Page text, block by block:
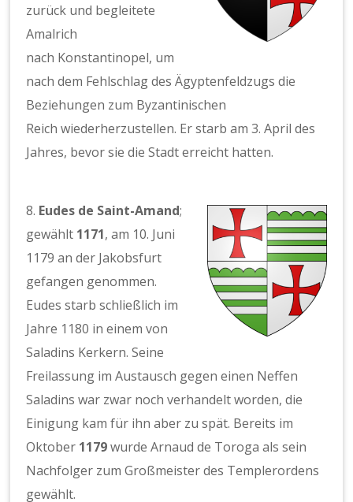
zurück und begleitete
Amalrich
nach Konstantinopel, um
nach dem Fehlschlag des Ägyptenfeldzugs die
Beziehungen zum Byzantinischen
Reich wiederherzustellen. Er starb am 3. April des
Jahres, bevor sie die Stadt erreicht hatten.
8. Eudes de Saint-Amand;
gewählt 1171, am 10. Juni
1179 an der Jakobsfurt
gefangen genommen.
Eudes starb schließlich im
Jahre 1180 in einem von
Saladins Kerkern. Seine
Freilassung im Austausch gegen einen Neffen
Saladins war zwar noch verhandelt worden, die
Einigung kam für ihn aber zu spät. Bereits im
Oktober 1179wurde Arnaud de Toroga als sein
Nachfolger zum Großmeister des Templerordens
gewählt.